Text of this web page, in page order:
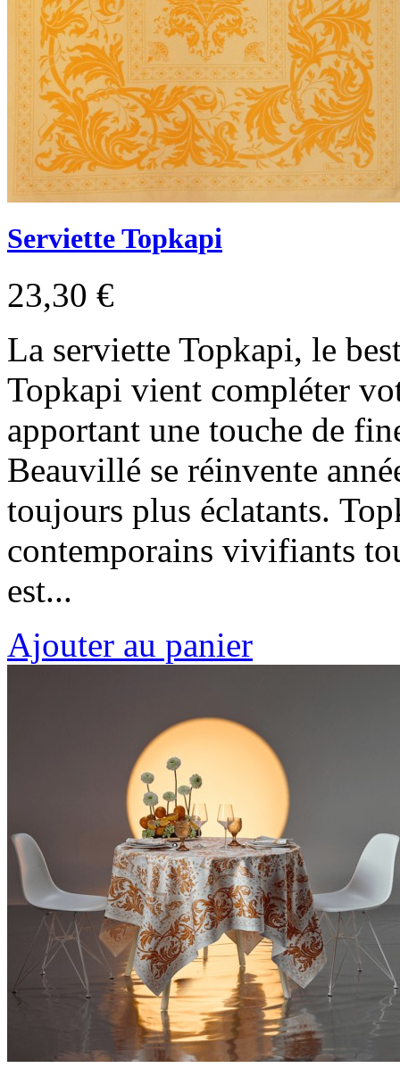
Serviette Topkapi
23,30 €
La serviette Topkapi, le
Topkapi vient compléter
apportant une touche de
Beauvillé se réinvente
toujours plus éclatants.
contemporains vivifiants
est...
Ajouter au panier